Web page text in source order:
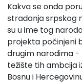
Kakva se onda
stradanja srpskog
su u ime tog
projekta počinjeni
drugim narodima -
težište tih ambcija
Bosnu i